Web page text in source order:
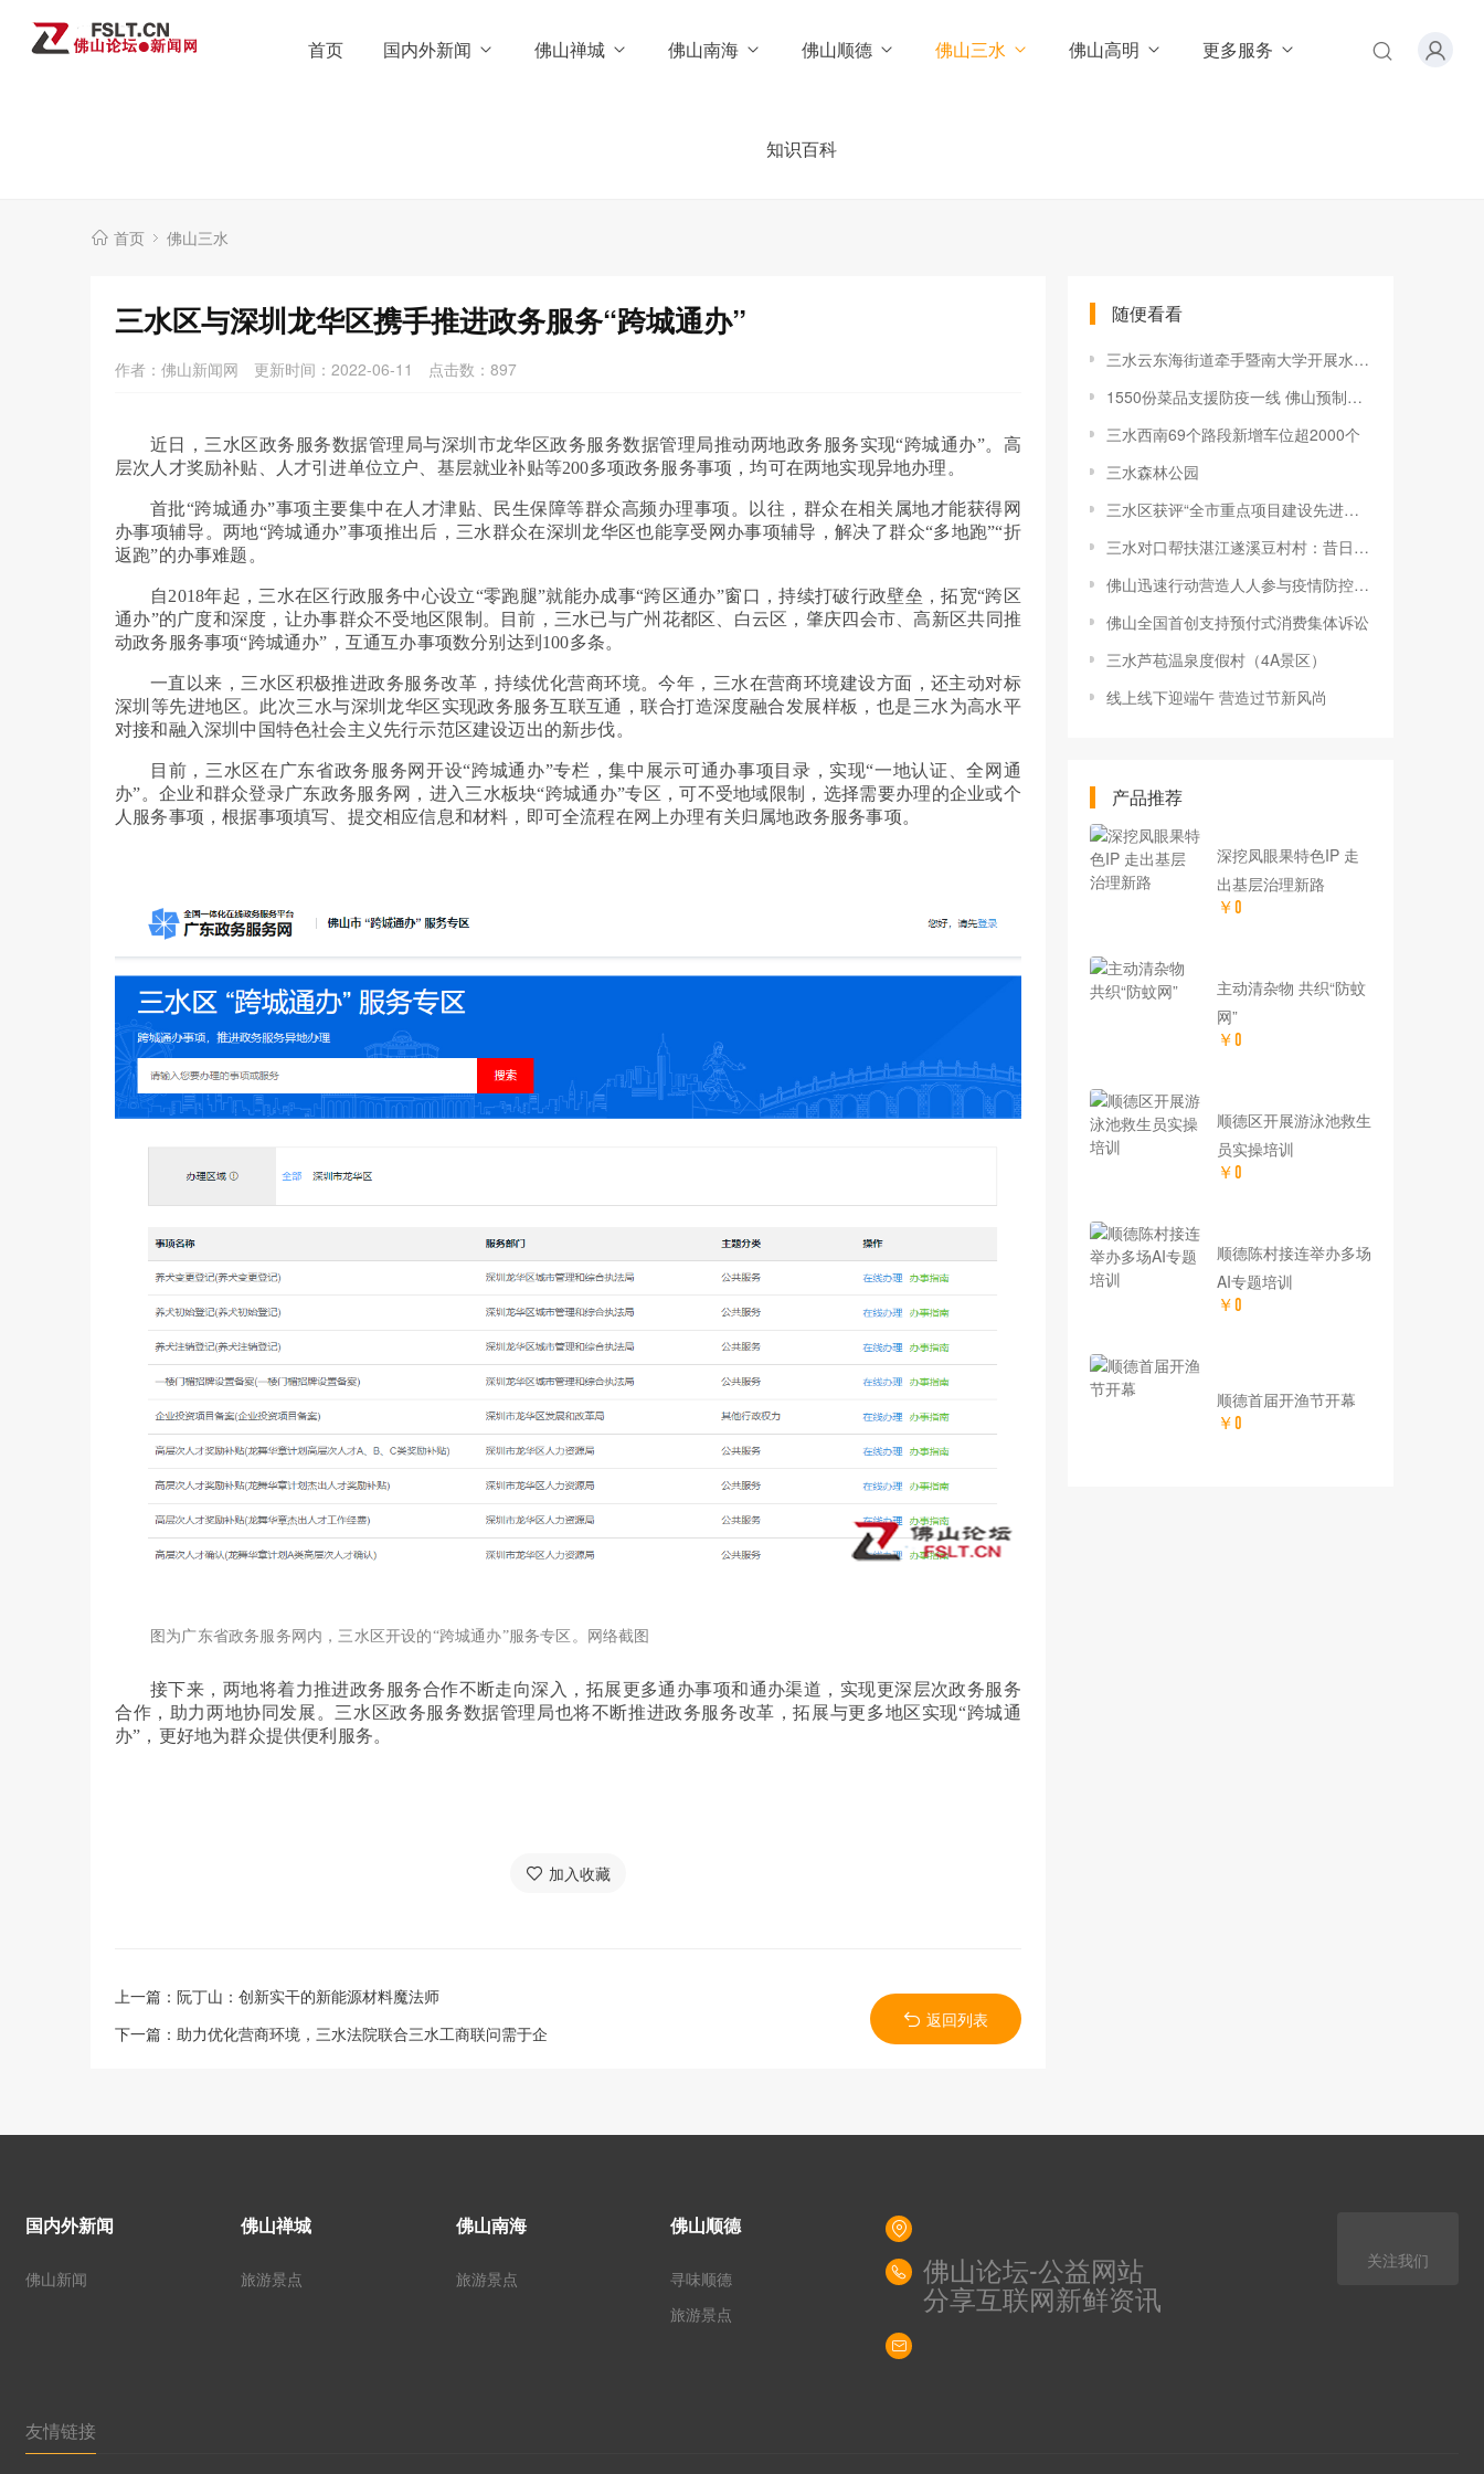
首页 国内外新闻 佛山禅城 佛山南海 佛山顺德 佛山三水 佛山高明 更多服务
知识百科
首页 佛山三水
三水区与深圳龙华区携手推进政务服务“跨城通办”
作者：佛山新闻网 更新时间：2022-06-11 点击数： 897
近日，三水区政务服务数据管理局与深圳市龙华区政务服务数据管理局推动两地政务服务实现“跨城通办”。高
层次人才奖励补贴、人才引进单位立户、基层就业补贴等200多项政务服务事项，均可在两地实现异地办理。
首批“跨城通办”事项主要集中在人才津贴、民生保障等群众高频办理事项。以往，群众在相关属地才能获得网
办事项辅导。两地“跨城通办”事项推出后，三水群众在深圳龙华区也能享受网办事项辅导，解决了群众“多地跑”“折
返跑”的办事难题。
自2018年起，三水在区行政服务中心设立“零跑腿”就能办成事“跨区通办”窗口，持续打破行政壁垒，拓宽“跨区
通办”的广度和深度，让办事群众不受地区限制。目前，三水已与广州花都区、白云区，肇庆四会市、高新区共同推
动政务服务事项“跨城通办”，互通互办事项数分别达到100多条。
一直以来，三水区积极推进政务服务改革，持续优化营商环境。今年，三水在营商环境建设方面，还主动对标
深圳等先进地区。此次三水与深圳龙华区实现政务服务互联互通，联合打造深度融合发展样板，也是三水为高水平
对接和融入深圳中国特色社会主义先行示范区建设迈出的新步伐。
目前，三水区在广东省政务服务网开设“跨城通办”专栏，集中展示可通办事项目录，实现“一地认证、全网通
办”。企业和群众登录广东政务服务网，进入三水板块“跨城通办”专区，可不受地域限制，选择需要办理的企业或个
人服务事项，根据事项填写、提交相应信息和材料，即可全流程在网上办理有关归属地政务服务事项。
图为广东省政务服务网内，三水区开设的“跨城通办”服务专区。网络截图
接下来，两地将着力推进政务服务合作不断走向深入，拓展更多通办事项和通办渠道，实现更深层次政务服务
合作，助力两地协同发展。三水区政务服务数据管理局也将不断推进政务服务改革，拓展与更多地区实现“跨城通
办”，更好地为群众提供便利服务。
加入收藏
上一篇： 阮丁山：创新实干的新能源材料魔法师
下一篇： 助力优化营商环境，三水法院联合三水工商联问需于企
返回列表
随便看看
三水云东海街道牵手暨南大学开展水生态产学研合作
1550份菜品支援防疫一线 佛山预制菜企业进行爱心捐赠
三水西南69个路段新增车位超2000个
三水森林公园
三水区获评“全市重点项目建设先进单位”
三水对口帮扶湛江遂溪豆村村：昔日沉寂老区 今朝旅游旺地
佛山迅速行动营造人人参与疫情防控的浓厚氛围
佛山全国首创支持预付式消费集体诉讼
三水芦苞温泉度假村（4A景区）
线上线下迎端午 营造过节新风尚
产品推荐
深挖凤眼果特色IP 走
出基层治理新路
￥0
主动清杂物 共织“防蚊
网”
￥0
顺德区开展游泳池救生
员实操培训
￥0
顺德陈村接连举办多场
AI专题培训
￥0
顺德首届开渔节开幕
￥0
国内外新闻
佛山新闻
佛山禅城
旅游景点
佛山南海
旅游景点
佛山顺德
寻味顺德
旅游景点
佛山论坛-公益网站
分享互联网新鲜资讯
关注我们
友情链接